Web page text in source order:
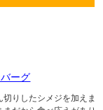
ーグ
りしたシメジを加えま